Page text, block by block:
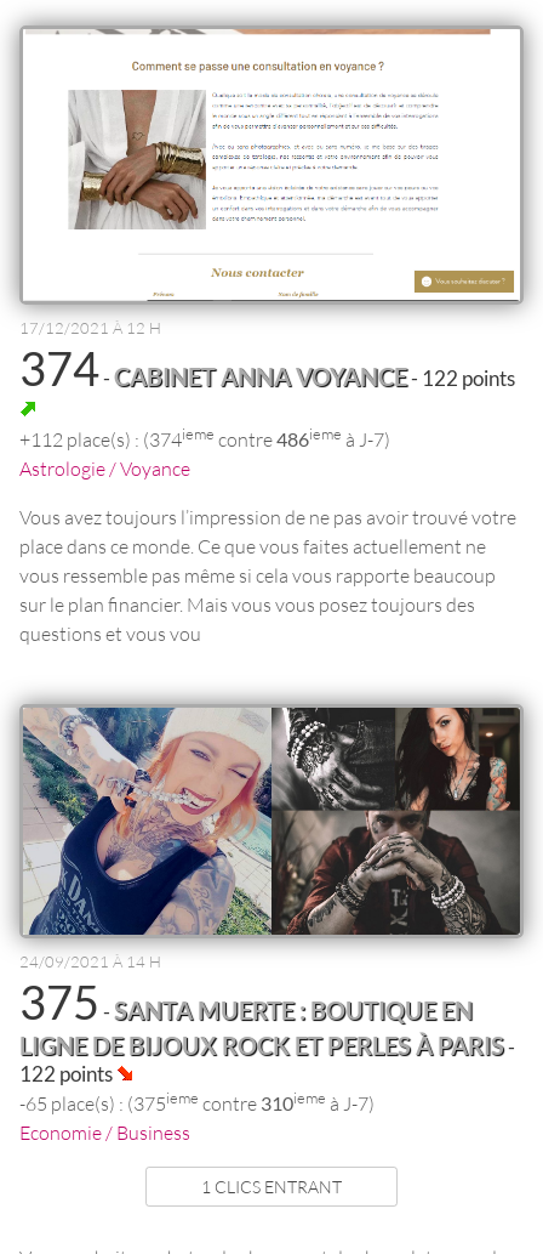
17/12/2021 À 12 H
374-CABINET ANNA VOYANCE- 122 points
+112 place(s) : (374ieme contre486ieme à J-7)
Astrologie / Voyance
Vous avez toujours l’impression de ne pas avoir trouvé votre
place dans ce monde. Ce que vous faites actuellement ne
vous ressemble pas même si cela vous rapporte beaucoup
sur le plan financier. Mais vous vous posez toujours des
questions et vous vou
24/09/2021 À 14 H
375 -SANTA MUERTE : BOUTIQUE EN
LIGNE DE BIJOUX ROCK ET PERLES À PARIS-
122 points
-65 place(s) : (375ieme contre 310ieme à J-7)
Economie / Business
1 CLICS ENTRANT